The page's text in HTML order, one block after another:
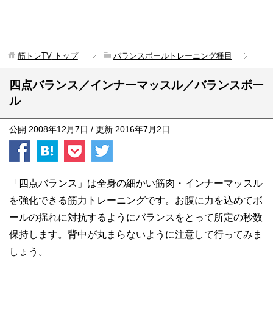
筋トレTVトップ バランスボールトレーニング種目
四点バランス／インナーマッスル／バランスボー
ル
公開 2008年12月7日 / 更新 2016年7月2日
「四点バランス」は全身の細かい筋肉・インナーマッスル
を強化できる筋力トレーニングです。お腹に力を込めてボ
ールの揺れに対抗するようにバランスをとって所定の秒数
保持します。背中が丸まらないように注意して行ってみま
しょう。